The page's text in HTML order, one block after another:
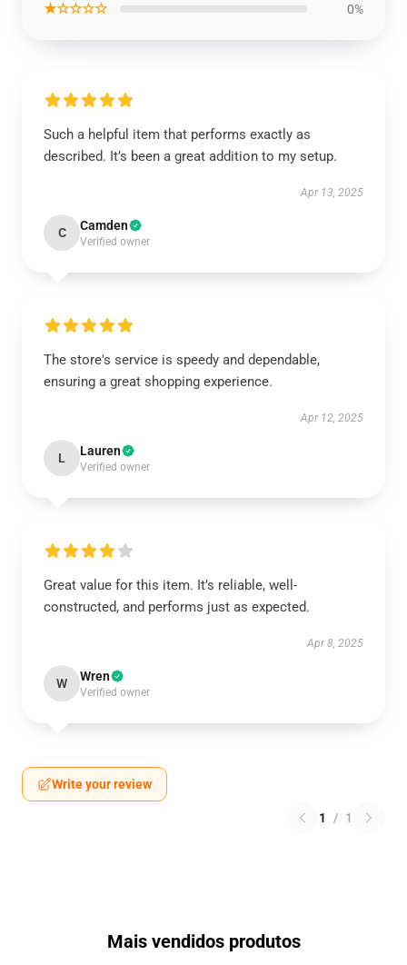
★☆☆☆☆ 0%
Such a helpful item that performs exactly as
described. It’s been a great addition to my setup.
Apr 13, 2025
C Camden
Verified owner
The store's service is speedy and dependable,
ensuring a great shopping experience.
Apr 12, 2025
L Lauren
Verified owner
Great value for this item. It’s reliable, well-
constructed, and performs just as expected.
Apr 8, 2025
W Wren
Verified owner
Write your review
1 / 1
Mais vendidos produtos